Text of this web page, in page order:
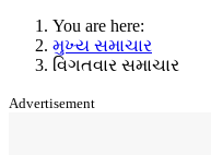
You are here:
મુખ્ય સમાચાર
વિગતવાર સમાચાર
Advertisement